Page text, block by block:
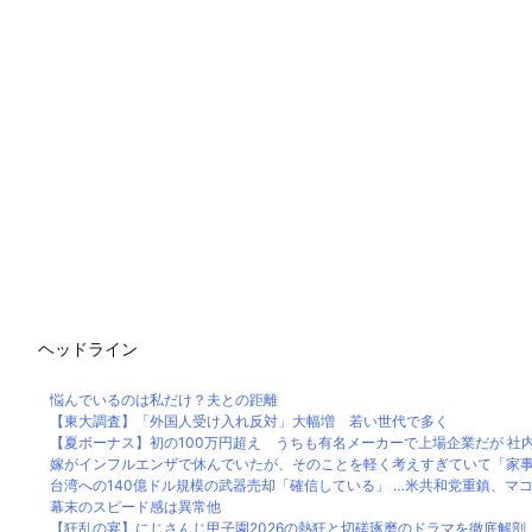
ヘッドライン
悩んでいるのは私だけ？夫との距離
【東大調査】「外国人受け入れ反対」大幅増 若い世代で多く
【夏ボーナス】初の100万円超え うちも有名メーカーで上場企業だが 社
嫁がインフルエンザで休んでいたが、そのことを軽く考えすぎていて「家
台湾への140億ドル規模の武器売却「確信している」 …米共和党重鎮、マ
幕末のスピード感は異常他
【狂乱の宴】にじさんじ甲子園2026の熱狂と切磋琢磨のドラマを徹底解剖